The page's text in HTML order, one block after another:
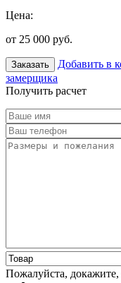
Цена:
от 25 000 руб.
Заказать Добавить в
замерщика
Получить расчет
Пожалуйста,